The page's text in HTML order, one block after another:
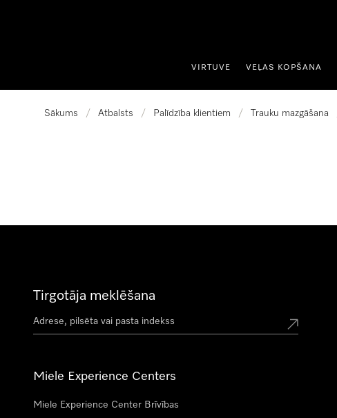
VIRTUVE VEĻAS KOPŠANA
Sākums / Atbalsts / Palīdzība klientiem / Trauku mazgāšana
Tirgotāja meklēšana
Miele Experience Centers
Miele Experience Center Brīvības